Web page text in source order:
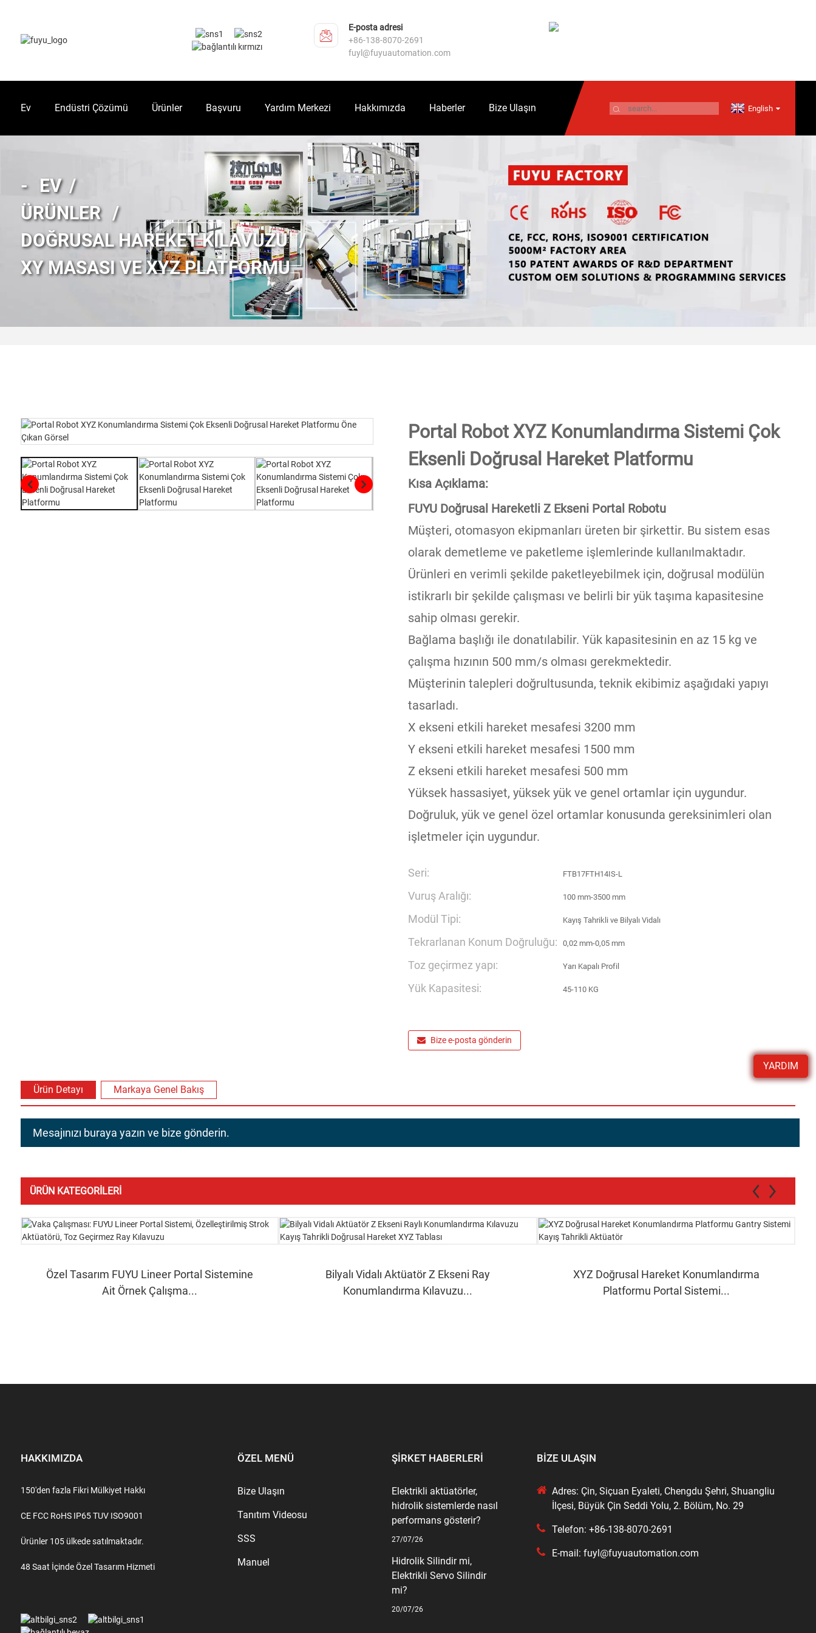
YARDIM
E-posta adresi
+86-138-8070-2691
fuyl@fuyuautomation.com
Ev Endüstri Çözümü Ürünler Başvuru Yardım Merkezi Hakkımızda Haberler Bize Ulaşın English
EV
ÜRÜNLER
DOĞRUSAL HAREKET KILAVUZU
XY MASASI VE XYZ PLATFORMU
Portal Robot XYZ Konumlandırma Sistemi Çok
Eksenli Doğrusal Hareket Platformu
Kısa Açıklama:
FUYU Doğrusal Hareketli Z Ekseni Portal Robotu
Müşteri, otomasyon ekipmanları üreten bir şirkettir. Bu sistem esas
olarak demetleme ve paketleme işlemlerinde kullanılmaktadır.
Ürünleri en verimli şekilde paketleyebilmek için, doğrusal modülün
istikrarlı bir şekilde çalışması ve belirli bir yük taşıma kapasitesine
sahip olması gerekir.
Bağlama başlığı ile donatılabilir. Yük kapasitesinin en az 15 kg ve
çalışma hızının 500 mm/s olması gerekmektedir.
Müşterinin talepleri doğrultusunda, teknik ekibimiz aşağıdaki yapıyı
tasarladı.
X ekseni etkili hareket mesafesi 3200 mm
Y ekseni etkili hareket mesafesi 1500 mm
Z ekseni etkili hareket mesafesi 500 mm
Yüksek hassasiyet, yüksek yük ve genel ortamlar için uygundur.
Doğruluk, yük ve genel özel ortamlar konusunda gereksinimleri olan
işletmeler için uygundur.
Seri: FTB17FTH14IS-L
Vuruş Aralığı: 100 mm-3500 mm
Modül Tipi: Kayış Tahrikli ve Bilyalı Vidalı
Tekrarlanan Konum Doğruluğu: 0,02 mm-0,05 mm
Toz geçirmez yapı: Yarı Kapalı Profil
Yük Kapasitesi: 45-110 KG
Bize e-posta gönderin
Ürün Detayı Markaya Genel Bakış
Mesajınızı buraya yazın ve bize gönderin.
ÜRÜN KATEGORILERI
Özel Tasarım FUYU Lineer Portal Sistemine
Ait Örnek Çalışma...
Bilyalı Vidalı Aktüatör Z Ekseni Ray
Konumlandırma Kılavuzu...
XYZ Doğrusal Hareket Konumlandırma
Platformu Portal Sistemi...
HAKKIMIZDA
150'den fazla Fikri Mülkiyet Hakkı
CE FCC RoHS IP65 TUV ISO9001
Ürünler 105 ülkede satılmaktadır.
48 Saat İçinde Özel Tasarım Hizmeti
ÖZEL MENÜ
Bize Ulaşın
Tanıtım Videosu
SSS
Manuel
ŞIRKET HABERLERI
Elektrikli aktüatörler,
hidrolik sistemlerde nasıl
performans gösterir?
27/07/26
Hidrolik Silindir mi,
Elektrikli Servo Silindir
mi?
20/07/26
BIZE ULAŞIN
Adres: Çin, Siçuan Eyaleti, Chengdu Şehri, Shuangliu
İlçesi, Büyük Çin Seddi Yolu, 2. Bölüm, No. 29
Telefon: +86-138-8070-2691
E-mail: fuyl@fuyuautomation.com